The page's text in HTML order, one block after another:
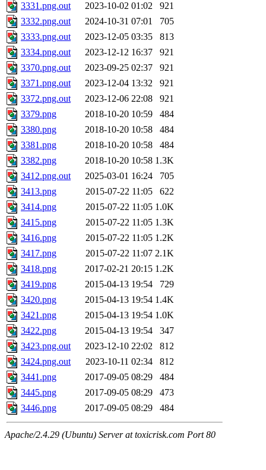
3331.png.out
2023-10-02 01:02
921
3332.png.out
2024-10-31 07:01
705
3333.png.out
2023-12-05 03:35
813
3334.png.out
2023-12-12 16:37
921
3370.png.out
2023-09-25 02:37
921
3371.png.out
2023-12-04 13:32
921
3372.png.out
2023-12-06 22:08
921
3379.png
2018-10-20 10:59
484
3380.png
2018-10-20 10:58
484
3381.png
2018-10-20 10:58
484
3382.png
2018-10-20 10:58 1.3K
3412.png.out
2025-03-01 16:24
705
3413.png
2015-07-22 11:05
622
3414.png
2015-07-22 11:05 1.0K
3415.png
2015-07-22 11:05 1.3K
3416.png
2015-07-22 11:05 1.2K
3417.png
2015-07-22 11:07 2.1K
3418.png
2017-02-21 20:15 1.2K
3419.png
2015-04-13 19:54
729
3420.png
2015-04-13 19:54 1.4K
3421.png
2015-04-13 19:54 1.0K
3422.png
2015-04-13 19:54
347
3423.png.out
2023-12-10 22:02
812
3424.png.out
2023-10-11 02:34
812
3441.png
2017-09-05 08:29
484
3445.png
2017-09-05 08:29
473
3446.png
2017-09-05 08:29 484
Apache/2.4.29 (Ubuntu) Server at toxicrisk.com Port 80